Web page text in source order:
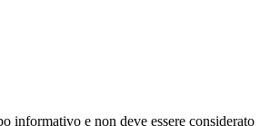
informativo e non deve essere considerato